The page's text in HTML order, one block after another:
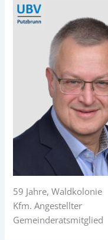
59 Jahre, Waldkolonie
Kfm. Angestellter
Gemeinderatsmitglied